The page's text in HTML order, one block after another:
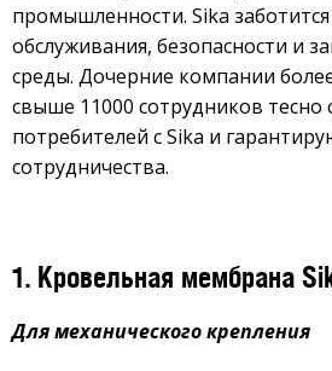
промышленности. Sika
обслуживания, безопасности и
среды. Дочерние компании
свыше 11000 сотрудников тесно
потребителей с Sika и
сотрудничества.
1. Кровельная мембрана
Для механического крепления